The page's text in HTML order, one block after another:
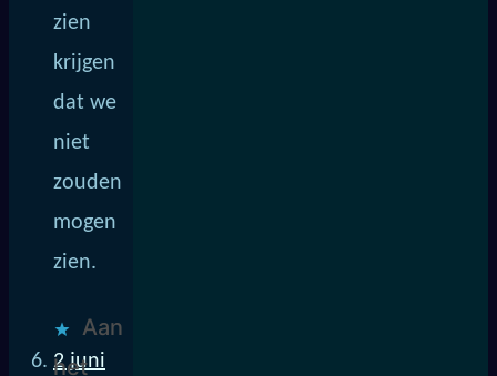
zien
krijgen
dat we
niet
zouden
mogen
zien.
Aan
het
2 juni